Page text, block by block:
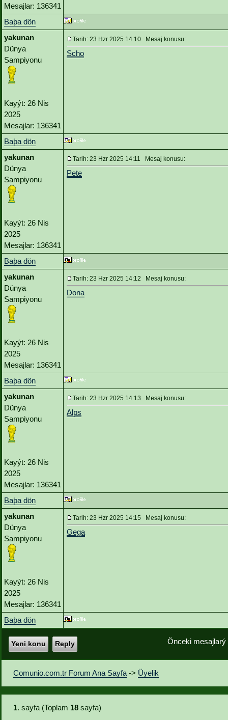
Mesajlar: 136341
Baþa dön
yakunan
Dünya
Sampiyonu
Kayýt: 26 Nis
2025
Mesajlar: 136341
Tarih: 23 Hzr 2025 14:10 Mesaj konusu:
Scho
Baþa dön
yakunan
Dünya
Sampiyonu
Kayýt: 26 Nis
2025
Mesajlar: 136341
Tarih: 23 Hzr 2025 14:11 Mesaj konusu:
Pete
Baþa dön
yakunan
Dünya
Sampiyonu
Kayýt: 26 Nis
2025
Mesajlar: 136341
Tarih: 23 Hzr 2025 14:12 Mesaj konusu:
Dona
Baþa dön
yakunan
Dünya
Sampiyonu
Kayýt: 26 Nis
2025
Mesajlar: 136341
Tarih: 23 Hzr 2025 14:13 Mesaj konusu:
Alps
Baþa dön
yakunan
Dünya
Sampiyonu
Kayýt: 26 Nis
2025
Mesajlar: 136341
Tarih: 23 Hzr 2025 14:15 Mesaj konusu:
Gega
Baþa dön
Önceki
Yeni konu Reply
Comunio.com.tr Forum Ana Sayfa -> Üyelik
1. sayfa (Toplam 18 sayfa)